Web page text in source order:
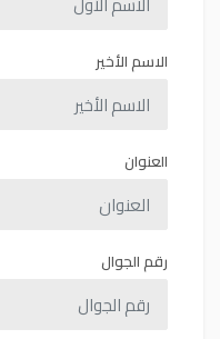
الاسم الأخير
العنوان
رقم الجوال